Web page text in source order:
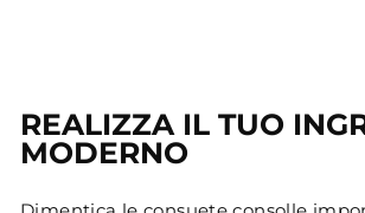
REALIZZA IL TUO
MODERNO